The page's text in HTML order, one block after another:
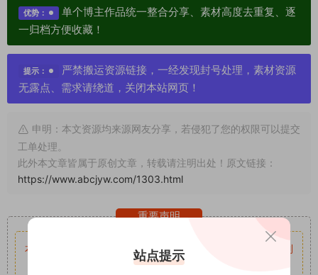
优势：
单个博主作品统一整合分享、素材高度去重复、逐
一归档方便收藏！
提示：
严禁搬运资源链接，一经发现封号处理，素材资源
无露点、需求请绕道，关闭本站网页！
申明：本文资源均来源网友分享，若侵犯了您的权限可以提交
工单处理。
此外本文章皆属于原创文章，转载请注明出处！原文链接：
https://www.abcjyw.com/1303.html
重要声明
本站资源均来自网络分享，如有侵犯你的权益请私信留言
收到
留言后，我们会第一时间进行审核后删除。
站点提示